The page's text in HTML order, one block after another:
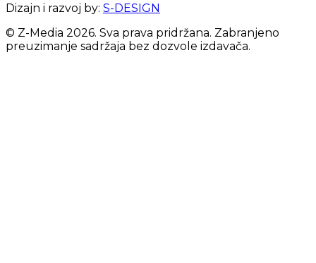
Dizajn i razvoj by: S-DESIGN
© Z-Media 2026. Sva prava pridržana. Zabranjeno
preuzimanje sadržaja bez dozvole izdavača.